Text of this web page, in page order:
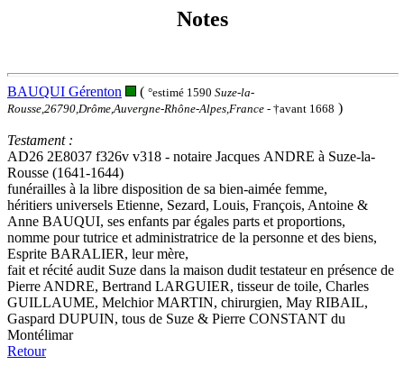
Notes
BAUQUI Gérenton ( °estimé 1590 Suze-la-
Rousse,26790,Drôme,Auvergne-Rhône-Alpes,France - †avant 1668 )
Testament :
AD26 2E8037 f326v v318 - notaire Jacques ANDRE à Suze-la-
Rousse (1641-1644)
funérailles à la libre disposition de sa bien-aimée femme,
héritiers universels Etienne, Sezard, Louis, François, Antoine &
Anne BAUQUI, ses enfants par égales parts et proportions,
nomme pour tutrice et administratrice de la personne et des biens,
Esprite BARALIER, leur mère,
fait et récité audit Suze dans la maison dudit testateur en présence de
Pierre ANDRE, Bertrand LARGUIER, tisseur de toile, Charles
GUILLAUME, Melchior MARTIN, chirurgien, May RIBAIL,
Gaspard DUPUIN, tous de Suze & Pierre CONSTANT du
Montélimar
Retour